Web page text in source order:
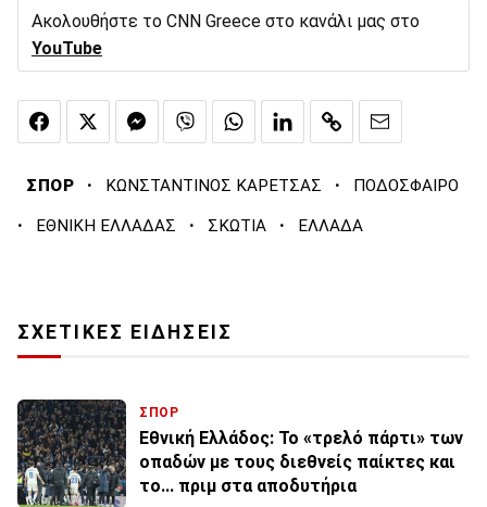
Ακολουθήστε το CNN Greece στο κανάλι μας στο
YouTube
ΣΠΟΡ · ΚΩΝΣΤΑΝΤΙΝΟΣ ΚΑΡΕΤΣΑΣ · ΠΟΔΟΣΦΑΙΡΟ
· ΕΘΝΙΚΗ ΕΛΛΑΔΑΣ · ΣΚΩΤΙΑ · ΕΛΛΑΔΑ
ΣΧΕΤΙΚΕΣ ΕΙΔΗΣΕΙΣ
ΣΠΟΡ
Εθνική Ελλάδος: Το «τρελό πάρτι» των
οπαδών με τους διεθνείς παίκτες και
το... πριμ στα αποδυτήρια